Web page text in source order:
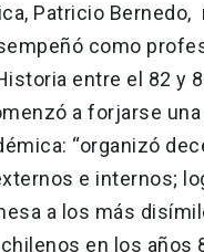
Patricio Bernedo,
como
entre el 82 y
a forjarse
“organizó
e internos;
a los más
en los años